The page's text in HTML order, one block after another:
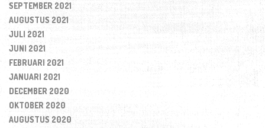
SEPTEMBER 2021
AUGUSTUS 2021
JULI 2021
JUNI 2021
FEBRUARI 2021
JANUARI 2021
DECEMBER 2020
OKTOBER 2020
AUGUSTUS 2020